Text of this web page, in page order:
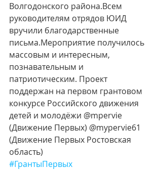
Волгодонского района.Всем
руководителям отрядов ЮИД
вручили благодарственные
письма.Мероприятие получилось
массовым и интересным,
познавательным и
патриотическим. Проект
поддержан на первом грантовом
конкурсе Российского движения
детей и молодёжи @mpervie
(Движение Первых) @mypervie61
(Движение Первых Ростовская
область)
#ГрантыПервых